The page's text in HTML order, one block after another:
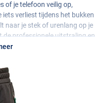
of je telefoon veilig op,
verliest tijdens het bukken
naar je stek of urenlang op je
de professionele uitstraling en
bent.